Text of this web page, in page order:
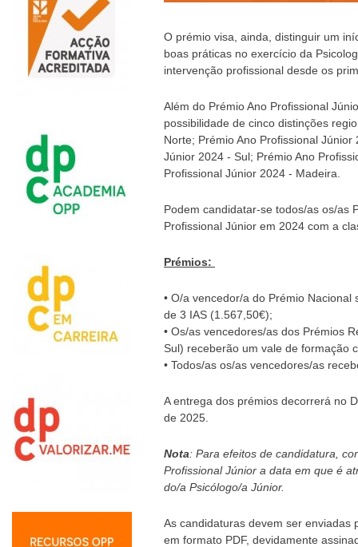
O prémio visa, ainda, distinguir um
boas práticas no exercício da
intervenção profissional desde os
Além do Prémio Ano Profissional
possibilidade de cinco distinções
Norte; Prémio Ano Profissional
Júnior 2024 - Sul; Prémio Ano
Profissional Júnior 2024 - Madeira.
Podem candidatar-se todos/as os/as
Profissional Júnior em 2024 com a
Prémios:
• O/a vencedor/a do Prémio
de 3 IAS (1.567,50€);
• Os/as vencedores/as dos Prémios
Sul) receberão um vale de formação
• Todos/as os/as vencedores/as
A entrega dos prémios decorrerá no
de 2025.
Nota: Para efeitos de candidatura,
Profissional Júnior a data em que é
do/a Psicólogo/a Júnior.
As candidaturas devem ser enviadas
em formato PDF, devidamente